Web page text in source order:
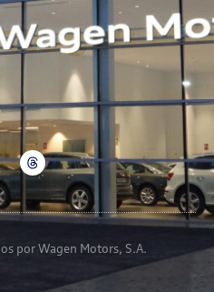
por Wagen Motors, S.A.